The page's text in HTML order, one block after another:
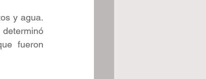
y agua.
fueron